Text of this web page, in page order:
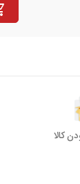
کالا